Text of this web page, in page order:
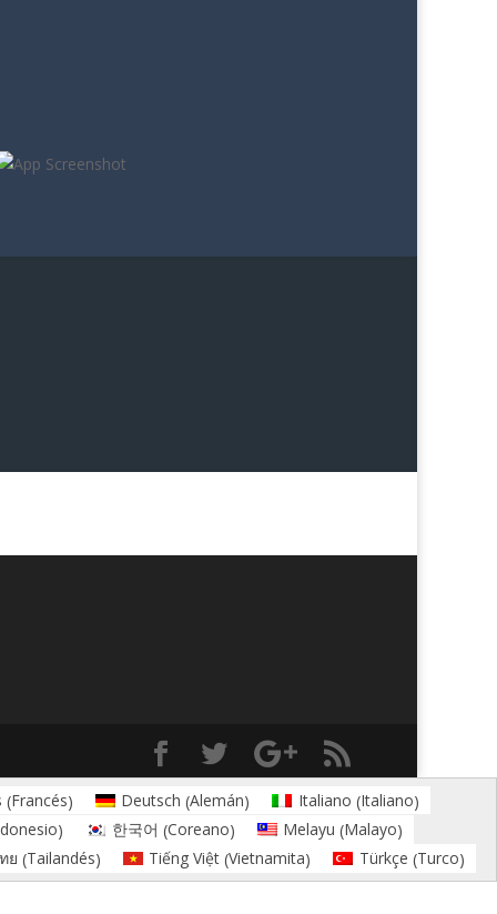
(Francés) Deutsch (Alemán) Italiano (Italiano)
) 한국어 (Coreano) Melayu (Malayo)
ย (Tailandés) Tiếng Việt (Vietnamita) Türkçe (Turco)